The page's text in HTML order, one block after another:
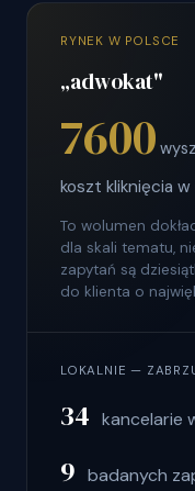
RYNEK W POLSCE
„adwokat"
7600
koszt kliknięcia w
To wolumen
dla skali tematu,
zapytań są
do klienta o
LOKALNIE —
34 kancelarie
9 badanych